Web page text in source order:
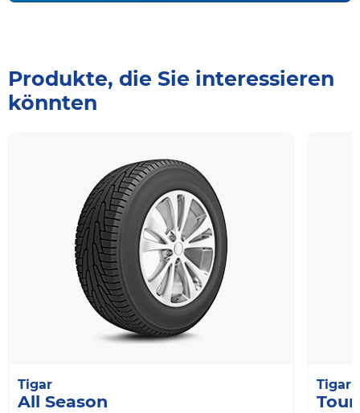
Produkte, die Sie interessieren
könnten
Tigar
All Season
Tigar